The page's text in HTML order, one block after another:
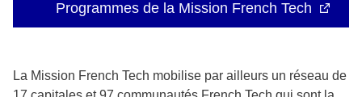
Programmes de la Mission French Tech
La Mission French Tech mobilise par ailleurs un réseau de